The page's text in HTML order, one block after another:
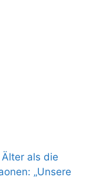
als die
„Unsere